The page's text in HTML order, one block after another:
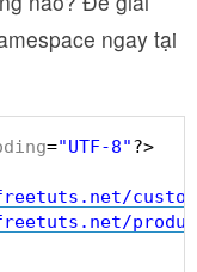
ngay tại
="UTF-8"?>